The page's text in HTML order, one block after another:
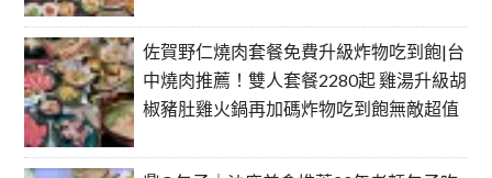
佐賀野仁燒肉套餐免費升級炸物吃到飽|台
中燒肉推薦！雙人套餐2280起 雞湯升級胡
椒豬肚雞火鍋再加碼炸物吃到飽無敵超值